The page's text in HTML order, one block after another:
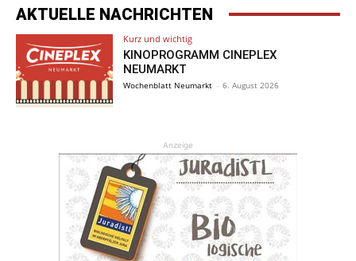
AKTUELLE NACHRICHTEN
Kurz und wichtig
KINOPROGRAMM CINEPLEX
NEUMARKT
Wochenblatt Neumarkt - 6. August 2026
Anzeige